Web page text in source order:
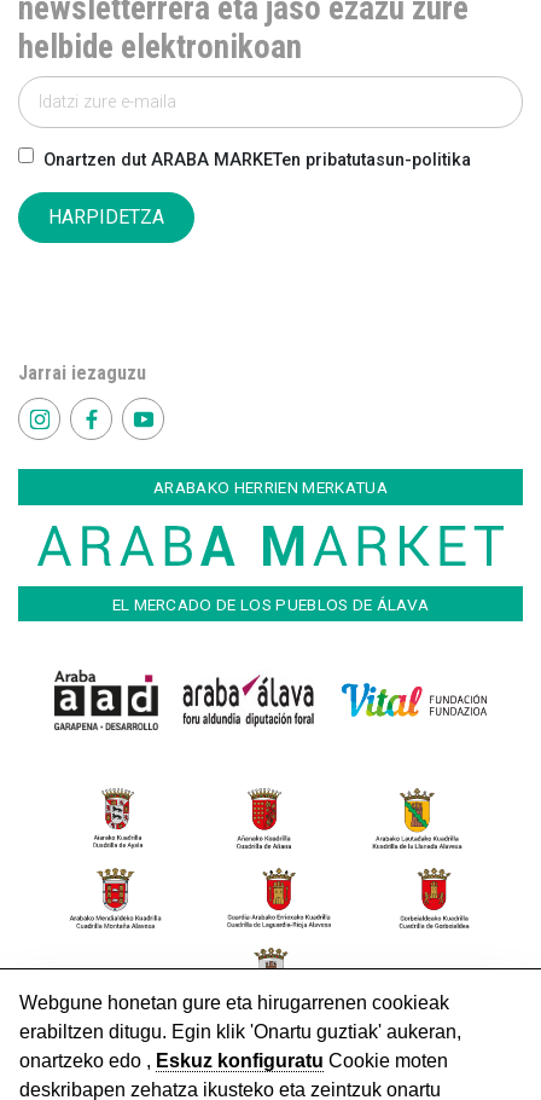
newsletterrera eta jaso ezazu zure
helbide elektronikoan
Onartzen dut ARABA MARKETen pribatutasun-politika
HARPIDETZA
Jarrai iezaguzu
ARABAKO HERRIEN MERKATUA
EL MERCADO DE LOS PUEBLOS DE ÁLAVA
HARREMANETARAKO